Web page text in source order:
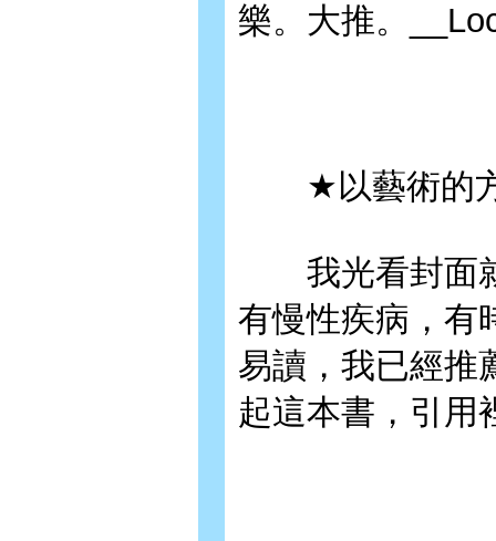
樂。大推。
★以藝術的方
我光看封面就
有慢性疾病，有
易讀，我已經推
起這本書，引用